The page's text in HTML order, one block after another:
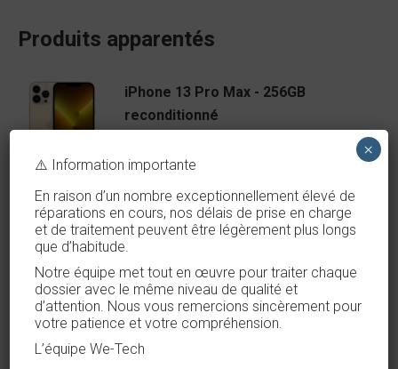
Produits apparentés
iPhone 13 Pro Max - 256GB
reconditionné
iPhone 13 mini - 128GB
reconditionné
340,00
iPhone 13 128GB reconditionné
€390,00
⚠️ Information importante
En raison d’un nombre exceptionnellement élevé de
réparations en cours, nos délais de prise en charge
et de traitement peuvent être légèrement plus longs
que d’habitude.
Notre équipe met tout en œuvre pour traiter chaque
dossier avec le même niveau de qualité et
d’attention. Nous vous remercions sincèrement pour
votre patience et votre compréhension.
L’équipe We-Tech
×